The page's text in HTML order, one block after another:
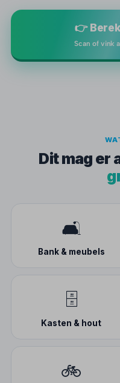
👉
Scan of vink
Dit mag er
🛋️
Bank & meubels
🗄️
Kasten & hout
🚲